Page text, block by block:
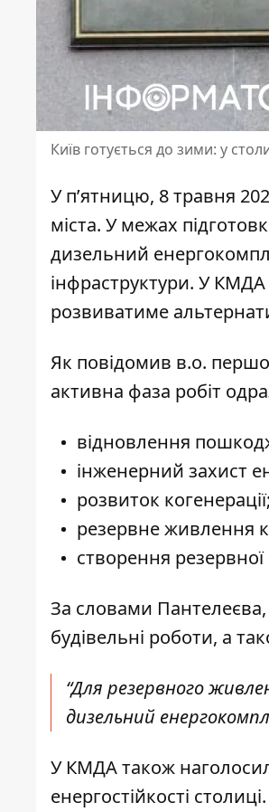
Київ готується до зими: у
У п’ятницю, 8 травня
міста. У межах
дизельний
інфраструктури. У КМДА
розвиватиме
Як повідомив в.о.
активна фаза робіт
відновлення
інженерний захист
розвиток когенерації;
резервне живлення
створення
За словами
будівельні роботи, а
“Для резервного
дизельний
У КМДА також
енергостійкості